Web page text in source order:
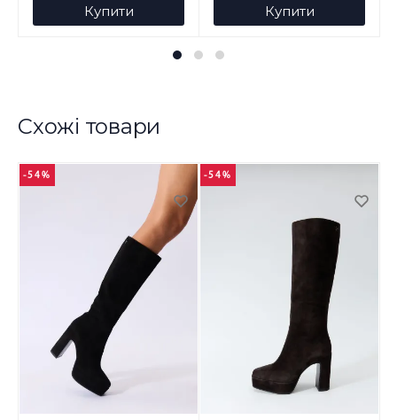
Купити Купити
Схожі товари
-54% -54%